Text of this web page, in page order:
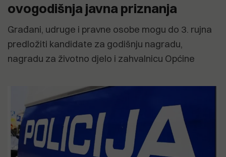
ovogodišnja javna priznanja
Građani, udruge i pravne osobe mogu do 3. rujna
predložiti kandidate za godišnju nagradu,
nagradu za životno djelo i zahvalnicu Općine